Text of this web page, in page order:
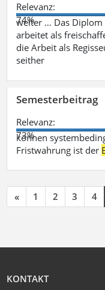
Relevanz:
74%
weiter … Das Diplom
arbeitet als
die Arbeit als
seither
Semesterbeitrag
Relevanz:
73%
können
Fristwahrung ist der
« 1 2 3 4
KONTAKT